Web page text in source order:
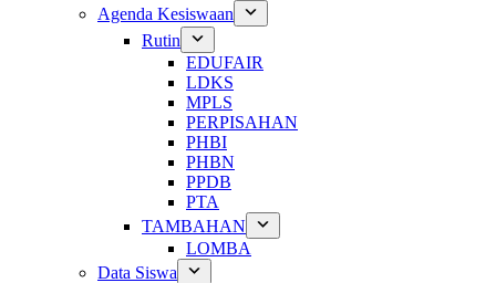
Agenda Kesiswaan
Rutin
EDUFAIR
LDKS
MPLS
PERPISAHAN
PHBI
PHBN
PPDB
PTA
TAMBAHAN
LOMBA
Data Siswa